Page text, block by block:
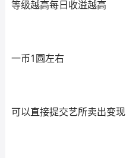
等级越高每日收溢越高
一币1圆左右
可以直接提交艺所卖出变现